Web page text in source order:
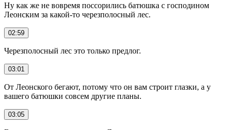
Ну как же не вовремя поссорились батюшка с господином
Леонским за какой-то черезполосный лес.
02:59
Черезполосный лес это только предлог.
03:01
От Леонского бегают, потому что он вам строит глазки, а у
вашего батюшки совсем другие планы.
03:05